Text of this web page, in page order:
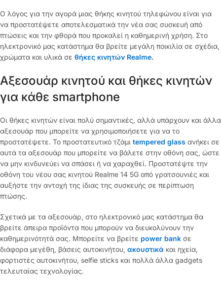
Ο λόγος για την αγορά μιας θήκης κινητού τηλεφώνου είναι για
να προστατέψετε αποτελεσματικά την νέα σας συσκευή από
πτώσεις και την φθορά που προκαλεί η καθημερινή χρήση. Στο
ηλεκτρονικό μας κατάστημα θα βρείτε μεγάλη ποικιλία σε σχέδια,
χρώματα και υλικά σε θήκες κινητών Realme.
Αξεσουάρ κινητού και θήκες κινητών
για κάθε smartphone
Οι θήκες κινητών είναι πολύ σημαντικές, αλλά υπάρχουν και άλλα
αξεσουάρ που μπορείτε να χρησιμοποιήσετε για να το
προστατέψετε. Το προστατευτικό τζάμι tempered glass ανήκει σε
αυτά τα αξεσουάρ που μπορείτε να βάλετε στην οθόνη σας, ώστε
να μην κινδυνεύει να σπάσει ή να χαραχθεί. Προστατέψτε την
οθόνη του νέου σας κινητού Realme 14 5G από γρατσουνιές και
αυξήστε την αντοχή της ίδιας της συσκευής σε περίπτωση
πτώσης.
Σχετικά με τα αξεσουάρ, στο ηλεκτρονικό μας κατάστημα θα
βρείτε άπειρα προϊόντα που μπορούν να διευκολύνουν την
καθημερινότητά σας. Μπορείτε να βρείτε power bank σε
διάφορα μεγέθη, βάσεις αυτοκινήτου, ακουστικά και ηχεία,
φορτιστές αυτοκινήτου, selfie sticks και πολλά άλλα gadgets
τελευταίας τεχνολογίας.